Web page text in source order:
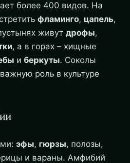
более 400 видов. На
фламинго, цапель,
живут дрофы,
, а в горах – хищные
и беркуты. Соколы
роль в культуре
эфы, гюрзы, полозы,
и вараны. Амфибий